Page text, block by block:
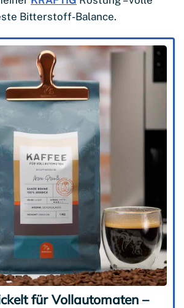
Bitterstoff-Balance.
für Vollautomaten –